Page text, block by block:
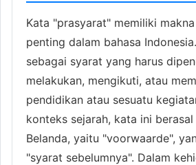
Kata "prasyarat" memiliki
penting dalam bahasa
sebagai syarat yang harus
melakukan, mengikuti, atau
pendidikan atau sesuatu
konteks sejarah, kata ini
Belanda, yaitu "voorwaarde",
"syarat sebelumnya". Dalam